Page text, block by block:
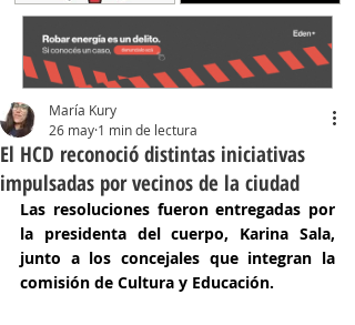
El HCD reconoció distintas iniciativas
impulsadas por vecinos de la ciudad
María Kury
26 may 1 min de lectura
Las resoluciones fueron entregadas por
la presidenta del cuerpo, Karina Sala,
junto a los concejales que integran la
comisión de Cultura y Educación.